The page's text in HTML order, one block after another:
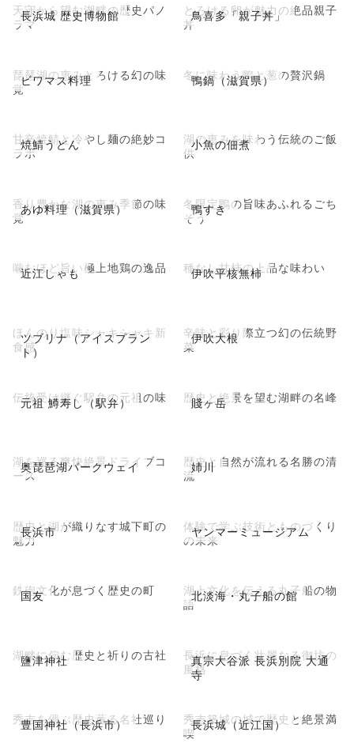
長浜城 歴史博物館
天守から望む湖畔の歴史パノ
ラマ
鳥喜多「親子丼」
とろける卵が魅力の絶品親子
丼
ビワマス料理
琵琶湖の恵みとろける幻の味
覚
鴨鍋（滋賀県）
冬に味わう鴨と葱の贅沢鍋
焼鯖うどん
甘辛焼鯖と冷やし麺の絶妙コ
ラボ
小魚の佃煮
湖の恵みを味わう伝統のご飯
供
あゆ料理（滋賀県）
香り豊かな湖の恵み季節の味
覚
鴨すき
冬限定鴨の旨味あふれるごち
そう
近江しゃも
噛むほど旨い極上地鶏の逸品 伊吹平核無柿
種なし甘柿の上品な味わい
ツブリナ（アイスプラン
ト）
ほんのり塩味シャキシャキ新
食感
伊吹大根
辛味と彩り際立つ幻の伝統野
菜
元祖 鱒寿し（駅弁）
伝統受け継ぐ駅弁の元祖の味 賤ヶ岳
歴史と絶景を望む湖畔の名峰
奥琵琶湖パークウェイ
湖を巡る爽快絶景ドライブコ
ース
姉川
歴史と自然が流れる名勝の清
流
長浜市
歴史と湖が織りなす城下町の
魅力
ヤンマーミュージアム
体験で学ぶ技術とものづくり
の未来
国友
鉄砲文化が息づく歴史の町 北淡海・丸子船の館
湖上文化を伝える丸子船の物
語
鹽津神社
湖畔に佇む歴史と祈りの古社
真宗大谷派 長浜別院 大通
寺
長浜に息づく壮麗なる御坊の
風格
豊国神社（長浜市）
秀吉を偲ぶ歴史薫る名社巡り 長浜城（近江国）
秀吉築城の城で歴史と絶景満
喫